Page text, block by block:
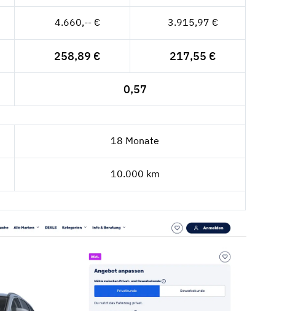
4.660,-- € 3.915,97 €
258,89 € 217,55 €
0,57
18 Monate
10.000 km